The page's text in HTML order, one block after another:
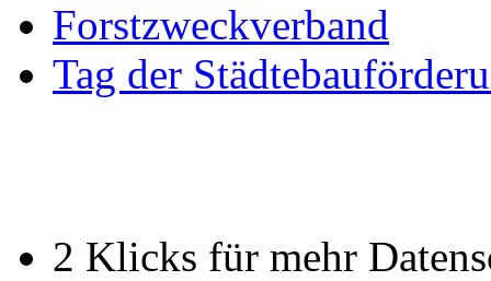
Forstzweckverband
Tag der
2 Klicks für mehr